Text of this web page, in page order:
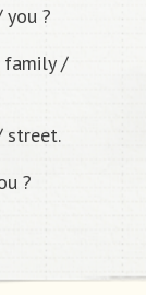
?
/
street.
?